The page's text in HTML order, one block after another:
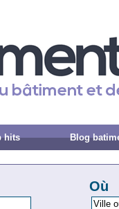
hits Blog
Où